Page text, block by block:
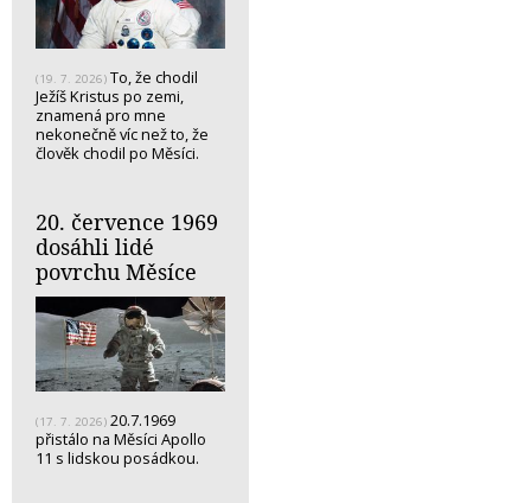
(19. 7. 2026) To, že chodil
Ježíš Kristus po zemi,
znamená pro mne
nekonečně víc než to, že
člověk chodil po Měsíci.
20. července 1969
dosáhli lidé
povrchu Měsíce
(17. 7. 2026) 20.7.1969
přistálo na Měsíci Apollo
11 s lidskou posádkou.